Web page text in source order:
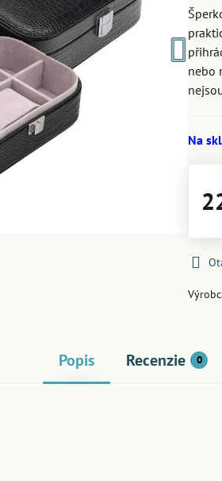
nebo
Na
Popis Recenzie 0